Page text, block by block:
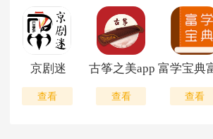
京剧迷
查看
古筝之美app
查看 查看